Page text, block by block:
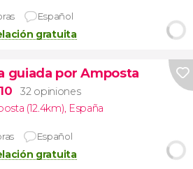
Español
gratuita
guiada por Amposta
32 opiniones
(12.4km), España
Español
gratuita